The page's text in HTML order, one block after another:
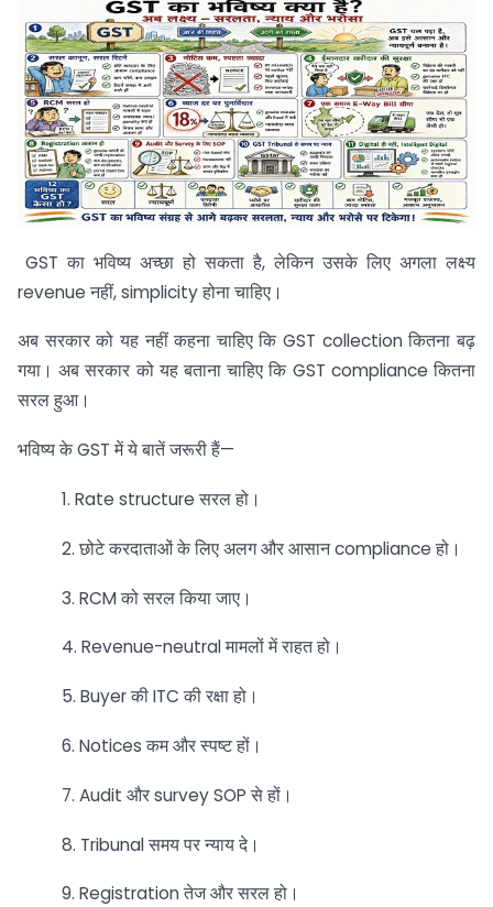
GST का भविष्य अच्छा हो सकता है, लेकिन उसके लिए अगला लक्ष्य
revenue नहीं, simplicity होना चाहिए।
अब सरकार को यह नहीं कहना चाहिए कि GST collection कितना बढ़
गया। अब सरकार को यह बताना चाहिए कि GST compliance कितना
सरल हुआ।
भविष्य के GST में ये बातें जरूरी हैं—
1. Rate structure सरल हो।
2. छोटे करदाताओं के लिए अलग और आसान compliance हो।
3. RCM को सरल किया जाए।
4. Revenue-neutral मामलों में राहत हो।
5. Buyer की ITC की रक्षा हो।
6. Notices कम और स्पष्ट हों।
7. Audit और survey SOP से हों।
8. Tribunal समय पर न्याय दे।
9. Registration तेज और सरल हो।